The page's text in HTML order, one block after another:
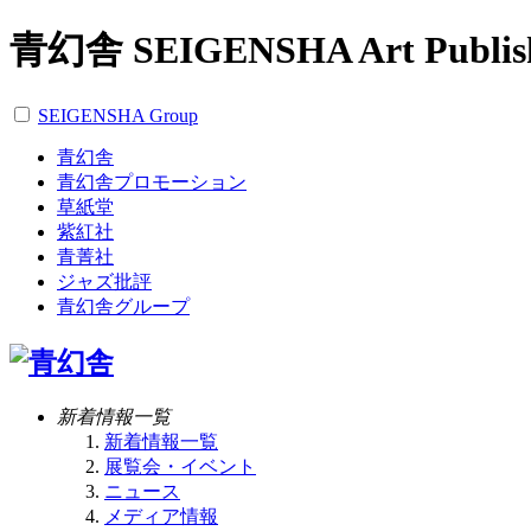
青幻舎 SEIGENSHA Art
SEIGENSHA Group
青幻舎
青幻舎プロモーション
草紙堂
紫紅社
青菁社
ジャズ批評
青幻舎グループ
新着情報一覧
新着情報一覧
展覧会・イベント
ニュース
メディア情報